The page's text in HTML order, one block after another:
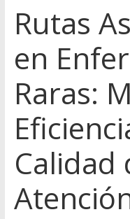
Rutas
en
Raras:
Calidad